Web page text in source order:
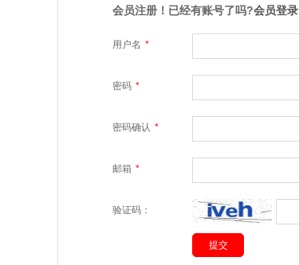
会员注册！已经有账号了吗?会员登录
用户名 *
密码 *
密码确认 *
邮箱 *
验证码：